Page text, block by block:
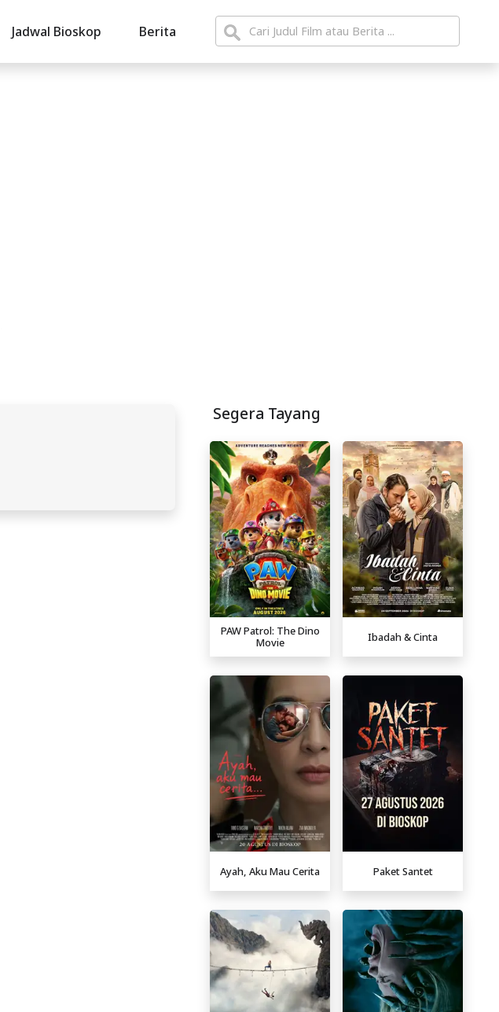
Jadwal Bioskop Berita
Segera Tayang
PAW Patrol: The Dino
Movie
Ibadah & Cinta
Ayah, Aku Mau Cerita Paket Santet